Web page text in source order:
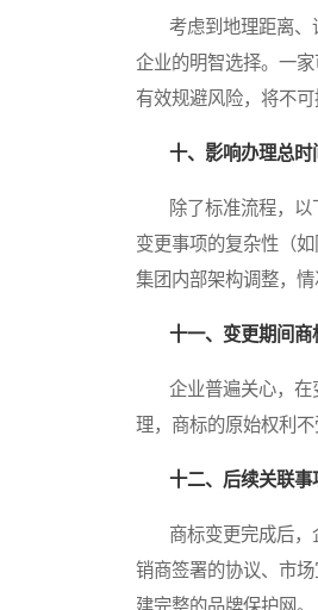
考虑到地理距离、
企业的明智选择。一
有效规避风险，将不
十、影响办理总时
除了标准流程，以下
变更事项的复杂性（
集团内部架构调整，情
十一、变更期间
企业普遍关心，在变
理，商标的原始权利
十二、后续关联事
商标变更完成后，
销商签署的协议、市
建完整的品牌保护网。